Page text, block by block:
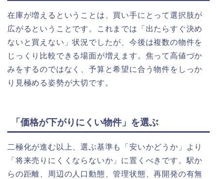
在庫が増えるということは、買い手にとって選択肢が
広がるということです。これまでは「出たらすぐ決め
ないと買えない」状況でしたが、今後は複数の物件を
じっくり比較できる場面が増えます。焦って高値づか
みをするのではなく、予算と希望に合う物件をしっか
り見極める姿勢が大切です。
「価格が下がりにくい物件」を選ぶ
二極化が進む以上、選ぶ基準も「安いかどうか」より
「将来売りにくくならないか」に置くべきです。駅か
らの距離、周辺の人口動態、管理状態、再開発の有無